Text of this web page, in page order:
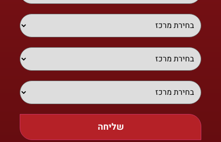
שליחה